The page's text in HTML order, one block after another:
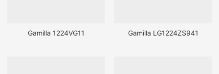
Gamilla 1224VG11 Gamilla LG1224ZS941